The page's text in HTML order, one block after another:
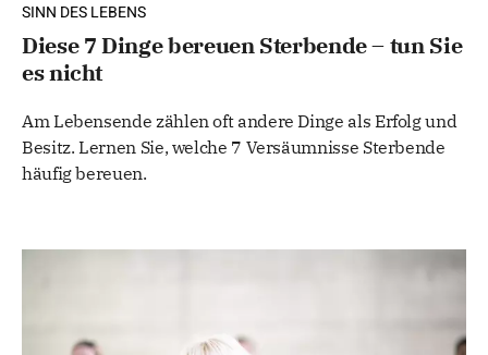
SINN DES LEBENS
Diese 7 Dinge bereuen Sterbende – tun Sie
es nicht
Am Lebensende zählen oft andere Dinge als Erfolg und
Besitz. Lernen Sie, welche 7 Versäumnisse Sterbende
häufig bereuen.